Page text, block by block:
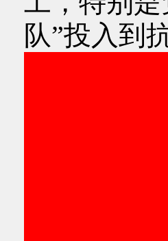
队”投入到